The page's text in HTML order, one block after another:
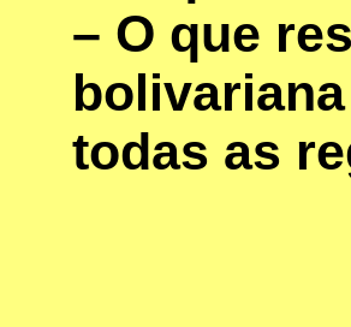
– O que
todas as